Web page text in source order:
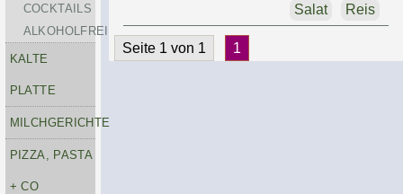
COCKTAILS
ALKOHOLFREI
KALTE
PLATTE
MILCHGERICHTE
PIZZA, PASTA
+ CO
Reis
Salat
Seite 1 von 1 1